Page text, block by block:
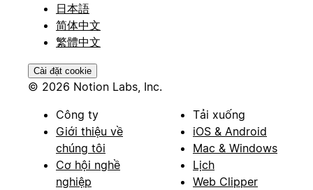
日本語
简体中文
繁體中文
Cài đặt cookie
© 2026 Notion Labs, Inc.
Công ty
Giới thiệu về
chúng tôi
Cơ hội nghề
nghiệp
Tải xuống
iOS & Android
Mac & Windows
Lịch
Web Clipper